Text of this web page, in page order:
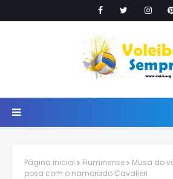
Página inicial Fluminense
Musa do
posa com o namorado Cavalieri